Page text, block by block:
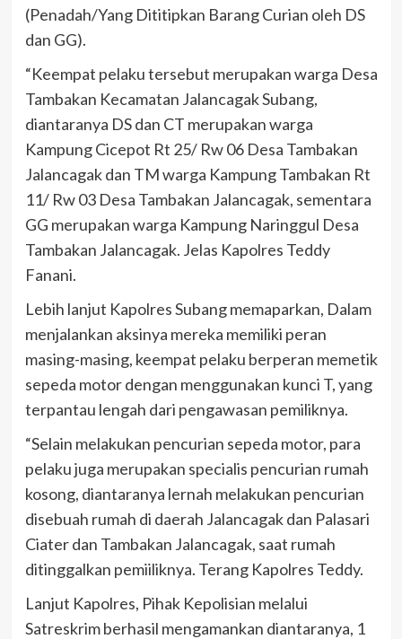
(Penadah/Yang Dititipkan Barang Curian oleh DS
dan GG).
“Keempat pelaku tersebut merupakan warga Desa
Tambakan Kecamatan Jalancagak Subang,
diantaranya DS dan CT merupakan warga
Kampung Cicepot Rt 25/ Rw 06 Desa Tambakan
Jalancagak dan TM warga Kampung Tambakan Rt
11/ Rw 03 Desa Tambakan Jalancagak, sementara
GG merupakan warga Kampung Naringgul Desa
Tambakan Jalancagak. Jelas Kapolres Teddy
Fanani.
Lebih lanjut Kapolres Subang memaparkan, Dalam
menjalankan aksinya mereka memiliki peran
masing-masing, keempat pelaku berperan memetik
sepeda motor dengan menggunakan kunci T, yang
terpantau lengah dari pengawasan pemiliknya.
“Selain melakukan pencurian sepeda motor, para
pelaku juga merupakan specialis pencurian rumah
kosong, diantaranya lernah melakukan pencurian
disebuah rumah di daerah Jalancagak dan Palasari
Ciater dan Tambakan Jalancagak, saat rumah
ditinggalkan pemiiliknya. Terang Kapolres Teddy.
Lanjut Kapolres, Pihak Kepolisian melalui
Satreskrim berhasil mengamankan diantaranya, 1